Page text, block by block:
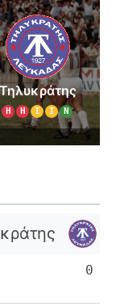
Τηλυκράτης
Η Η Ι Ι Ν
0